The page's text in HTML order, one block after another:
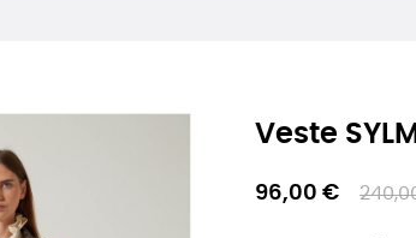
Veste
96,00 €